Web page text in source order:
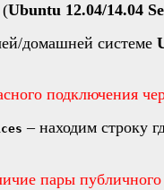
(Ubuntu 12.04/14.04
домашней системе
подключения
– находим строку
пары